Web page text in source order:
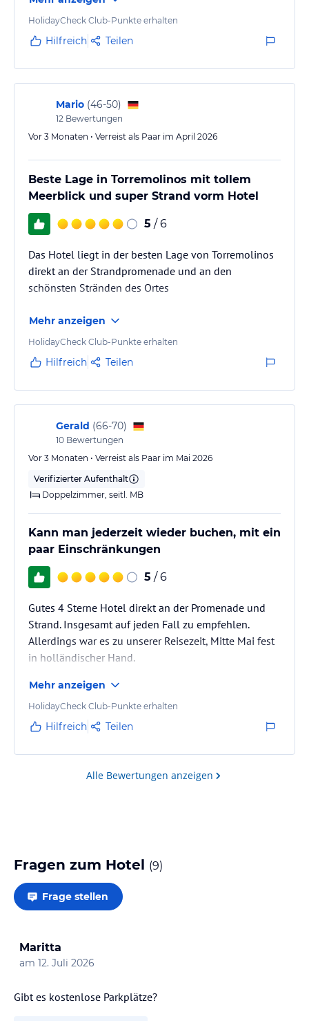
Einrichtung sind etwas älter, aber gepflegt und
vollkommen ausreichend für einen angenehmen
Aufenthalt.
konsequent die Pool-Liegen ;)
HolidayCheck Club-Punkte erhalten
Hilfreich Teilen
Mario (46-50)
12 Bewertungen
Vor 3 Monaten • Verreist als Paar im April 2026
Beste Lage in Torremolinos mit tollem
Meerblick und super Strand vorm Hotel
5 / 6
Das Hotel liegt in der besten Lage von Torremolinos
direkt an der Strandpromenade und an den
schönsten Stränden des Ortes
Mehr anzeigen
HolidayCheck Club-Punkte erhalten
Hilfreich Teilen
Gerald (66-70)
10 Bewertungen
Vor 3 Monaten • Verreist als Paar im Mai 2026
Verifizierter Aufenthalt
Doppelzimmer, seitl. MB
Kann man jederzeit wieder buchen, mit ein
paar Einschränkungen
5 / 6
Gutes 4 Sterne Hotel direkt an der Promenade und
Strand. Insgesamt auf jeden Fall zu empfehlen.
Allerdings war es zu unserer Reisezeit, Mitte Mai fest
in holländischer Hand.
Mehr anzeigen
HolidayCheck Club-Punkte erhalten
Hilfreich Teilen
Alle Bewertungen anzeigen
Fragen zum Hotel (9)
Frage stellen
Maritta
am 12. Juli 2026
Gibt es kostenlose Parkplätze?